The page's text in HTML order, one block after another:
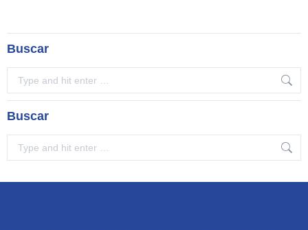
Buscar
Buscar